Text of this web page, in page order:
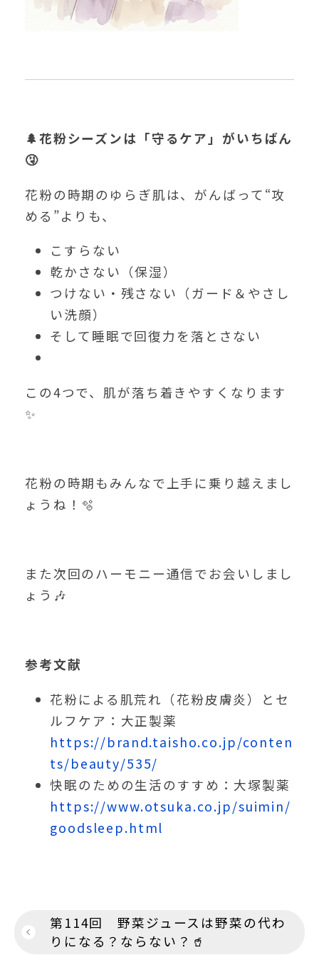
🌲花粉シーズンは「守るケア」がいちばん
🤧
花粉の時期のゆらぎ肌は、がんばって“攻
める”よりも、
こすらない
乾かさない（保湿）
つけない・残さない（ガード＆やさし
い洗顔）
そして睡眠で回復力を落とさない
この4つで、肌が落ち着きやすくなります
✨
花粉の時期もみんなで上手に乗り越えまし
ょうね！🫧
また次回のハーモニー通信でお会いしまし
ょう🎶
参考文献
花粉による肌荒れ（花粉皮膚炎）とセ
ルフケア：大正製薬
https://brand.taisho.co.jp/conten
ts/beauty/535/
快眠のための生活のすすめ：大塚製薬
https://www.otsuka.co.jp/suimin/
goodsleep.html
稿
第114回 野菜ジュースは野菜の代わ
りになる？ならない？🥤